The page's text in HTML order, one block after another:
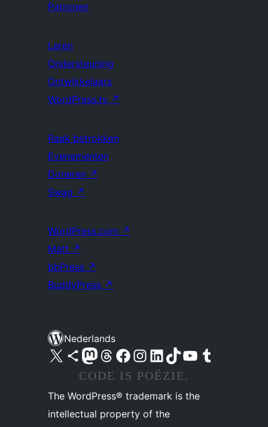
Patronen
Leren
Ondersteuning
Ontwikkelaars
WordPress.tv ↗
Raak betrokken
Evenementen
Doneren ↗
Swag ↗
WordPress.com ↗
Matt ↗
bbPress ↗
BuddyPress ↗
Nederlands
Bezoek ons X (voorheen Twitter) account
Bezoek ons Bluesky account
Bezoek ons Mastodon account
Bezoek ons Threads account
Onze Facebook pagina bezoeken
Bezoek ons Instagram account
Bezoek ons LinkedIn account
Bezoek ons TikTok account
Bezoek ons YouTube kanaalBezoek ons Tumblr account
CODE IS POËZIE.
The WordPress® trademark is the
intellectual property of the